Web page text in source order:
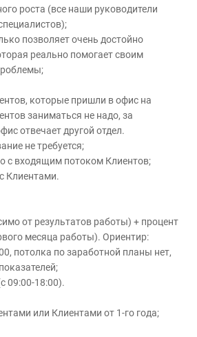
роста (все наши руководители
позволяет очень достойно
реально помогает своим
которые пришли в офис на
заниматься не надо, за
отвечает другой отдел.
не требуется;
с входящим потоком Клиентов;
Клиентами.
от результатов работы) + процент
месяца работы). Ориентир:
потолка по заработной планы нет,
09:00-18:00).
или Клиентами от 1-го года;